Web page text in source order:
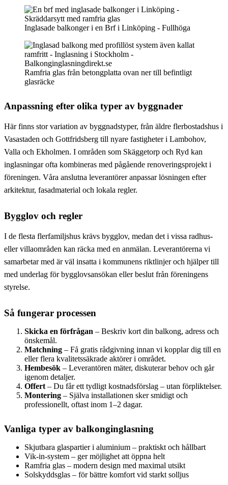
Inglasade balkonger i en Brf i Linköping - Fullhöga
Ramfria glas från betongplatta ovan ner till befintligt
glasräcke
Anpassning efter olika typer av byggnader
Här finns stor variation av byggnadstyper, från äldre flerbostadshus i
Vasastaden och Gottfridsberg till nyare fastigheter i Lambohov,
Valla och Ekholmen. I områden som Skäggetorp och Ryd kan
inglasningar ofta kombineras med pågående renoveringsprojekt i
föreningen. Våra anslutna leverantörer anpassar lösningen efter
arkitektur, fasadmaterial och lokala regler.
Bygglov och regler
I de flesta flerfamiljshus krävs bygglov, medan det i vissa radhus-
eller villaområden kan räcka med en anmälan. Leverantörerna vi
samarbetar med är väl insatta i kommunens riktlinjer och hjälper till
med underlag för bygglovsansökan eller beslut från föreningens
styrelse.
Så fungerar processen
Skicka en förfrågan – Beskriv kort din balkong, adress och
önskemål.
Matchning – Få gratis rådgivning innan vi kopplar dig till en
eller flera kvalitetssäkrade aktörer i området.
Hembesök – Leverantören mäter, diskuterar behov och går
igenom detaljer.
Offert – Du får ett tydligt kostnadsförslag – utan förpliktelser.
Montering – Själva installationen sker smidigt och
professionellt, oftast inom 1–2 dagar.
Vanliga typer av balkonginglasning
Skjutbara glaspartier i aluminium – praktiskt och hållbart
Vik-in-system – ger möjlighet att öppna helt
Ramfria glas – modern design med maximal utsikt
Solskyddsglas – för bättre komfort vid starkt solljus